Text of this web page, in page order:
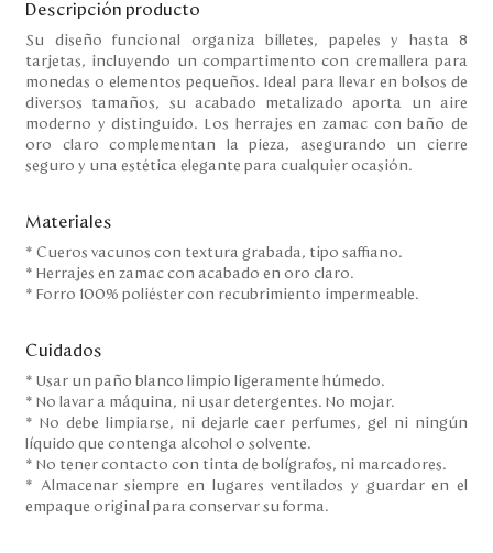
Colombia
Costa Rica
Panamá
USA
Venezuela
Descripción producto
Su diseño funcional organiza billetes, papeles y hasta 8
tarjetas, incluyendo un compartimento con cremallera para
monedas o elementos pequeños. Ideal para llevar en bolsos de
diversos tamaños, su acabado metalizado aporta un aire
moderno y distinguido. Los herrajes en zamac con baño de
oro claro complementan la pieza, asegurando un cierre
seguro y una estética elegante para cualquier ocasión.
Materiales
* Cueros vacunos con textura grabada, tipo saffiano.
* Herrajes en zamac con acabado en oro claro.
* Forro 100% poliéster con recubrimiento impermeable.
Cuidados
* Usar un paño blanco limpio ligeramente húmedo.
* No lavar a máquina, ni usar detergentes. No mojar.
* No debe limpiarse, ni dejarle caer perfumes, gel ni ningún
líquido que contenga alcohol o solvente.
* No tener contacto con tinta de bolígrafos, ni marcadores.
* Almacenar siempre en lugares ventilados y guardar en el
empaque original para conservar su forma.